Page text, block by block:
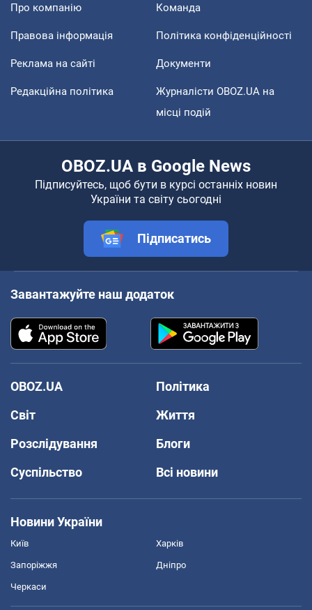
Про компанію Команда
Правова інформація Політика конфіденційності
Реклама на сайті Документи
Редакційна політика
Журналісти OBOZ.UA на
місці подій
OBOZ.UA в Google News
Підписуйтесь, щоб бути в курсі останніх новин
України та світу сьогодні
Підписатись
Завантажуйте наш додаток
OBOZ.UA
Політика
Світ
Життя
Розслідування
Блоги
Суспільство
Всі новини
Новини України
Київ Харків
Запоріжжя Дніпро
Черкаси